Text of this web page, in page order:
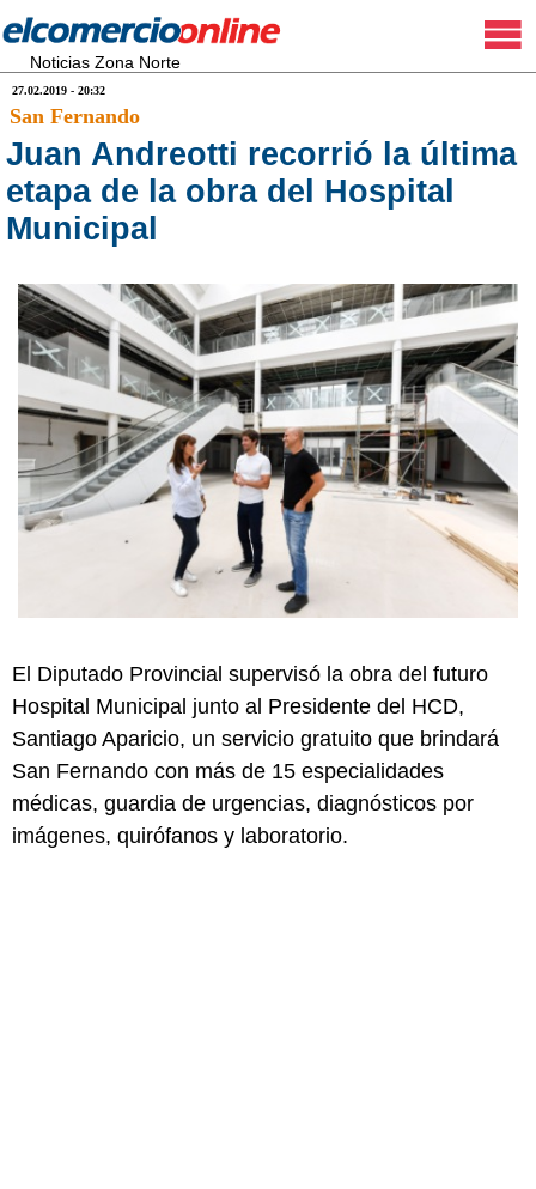
Noticias Zona Norte
27.02.2019 - 20:32
San Fernando
Juan Andreotti recorrió la última
etapa de la obra del Hospital
Municipal
El Diputado Provincial supervisó la obra del futuro
Hospital Municipal junto al Presidente del HCD,
Santiago Aparicio, un servicio gratuito que brindará
San Fernando con más de 15 especialidades
médicas, guardia de urgencias, diagnósticos por
imágenes, quirófanos y laboratorio.